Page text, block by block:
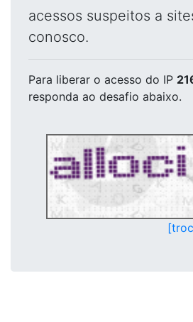
acessos suspeitos a
conosco.
Para liberar o acesso do IP
responda ao desafio abaixo.